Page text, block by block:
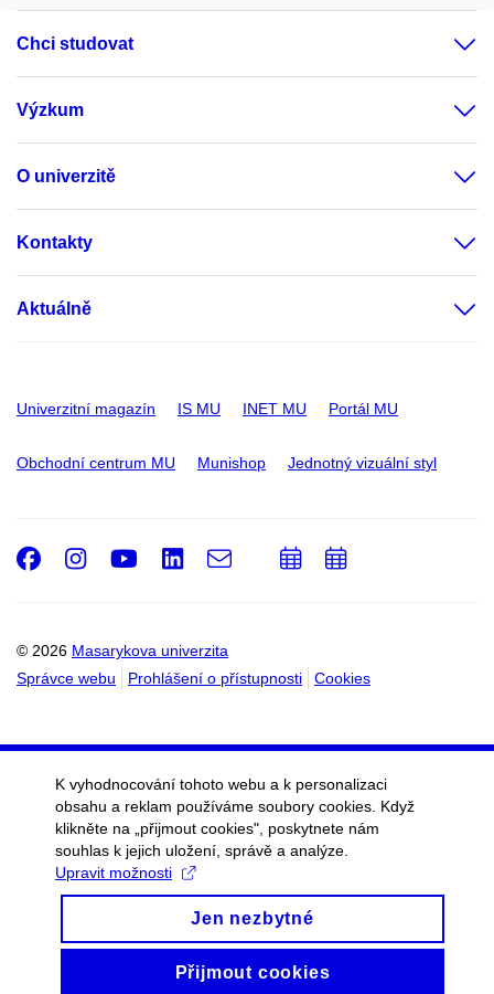
Chci studovat
Výzkum
O univerzitě
Kontakty
Aktuálně
Univerzitní magazín IS MU INET MU Portál MU
Obchodní centrum MU Munishop Jednotný vizuální styl
© 2026 Masarykova univerzita
Správce webu
Prohlášení o přístupnosti Cookies
Facebook
Instagram
Youtube
LinkedIn
e-
Email
PřidatPřidat
K vyhodnocování tohoto webu a k personalizaci
obsahu a reklam používáme soubory cookies. Když
klikněte na „přijmout cookies", poskytnete nám
souhlas k jejich uložení, správě a analýze.
Upravit možnosti
Jen nezbytné
Přijmout cookies